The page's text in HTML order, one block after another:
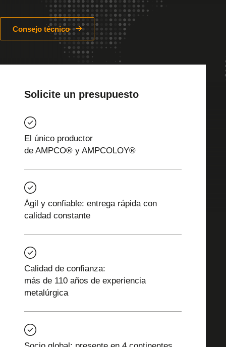
Consejo técnico
Solicite un presupuesto
El único productor
de AMPCO® y AMPCOLOY®
Ágil y confiable: entrega rápida con
calidad constante
Calidad de confianza:
más de 110 años de experiencia
metalúrgica